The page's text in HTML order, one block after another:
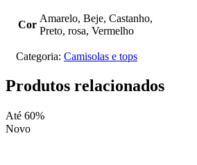
Cor
Amarelo, Beje, Castanho,
Preto, rosa, Vermelho
Categoria: Camisolas e tops
Produtos relacionados
Até 60%
Novo